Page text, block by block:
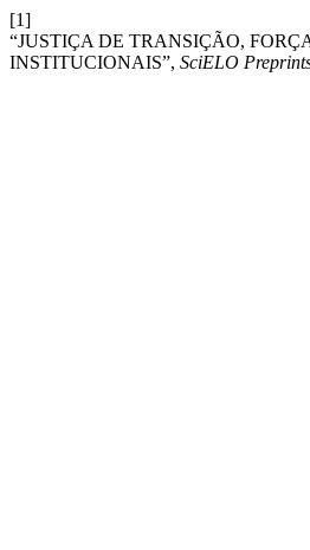
[1]
“JUSTIÇA DE TRANSIÇÃO,
INSTITUCIONAIS”, SciELO